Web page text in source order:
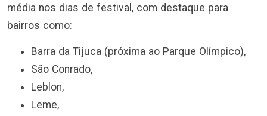
média nos dias de festival, com destaque para
bairros como:
Barra da Tijuca (próxima ao Parque Olímpico),
São Conrado,
Leblon,
Leme,